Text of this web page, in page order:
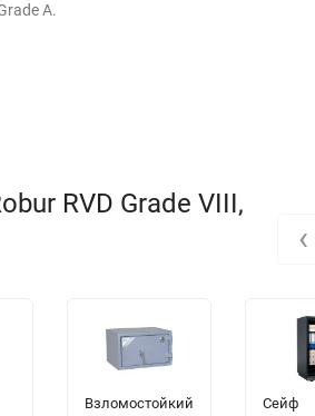
A.
через отверстие в петле. Дверь
RVD Grade VIII,
Взломостойкий
Сейф
‹